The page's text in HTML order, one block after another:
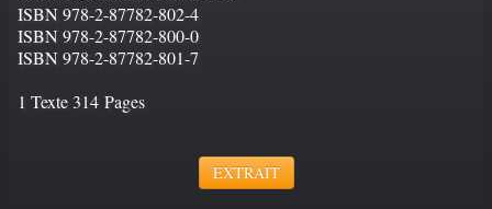
ISBN 978-2-87782-802-4
ISBN 978-2-87782-800-0
ISBN 978-2-87782-801-7
1 Texte 314 Pages
EXTRAIT